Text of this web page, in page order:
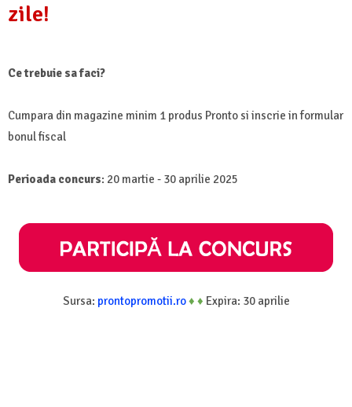
zile!
Ce trebuie sa faci?
Cumpara din magazine minim 1 produs Pronto si inscrie in formular
bonul fiscal
Perioada concurs: 20 martie - 30 aprilie 2025
Sursa: prontopromotii.ro♦ ♦ Expira: 30 aprilie